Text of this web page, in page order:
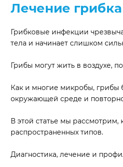
Лечение грибка
Грибковые инфекции
тела и начинает слишком
Грибы могут жить в воздухе,
Как и многие микробы, грибы
окружающей среде и
В этой статье мы рассмотрим,
распространенных типов.
Диагностика, лечение и